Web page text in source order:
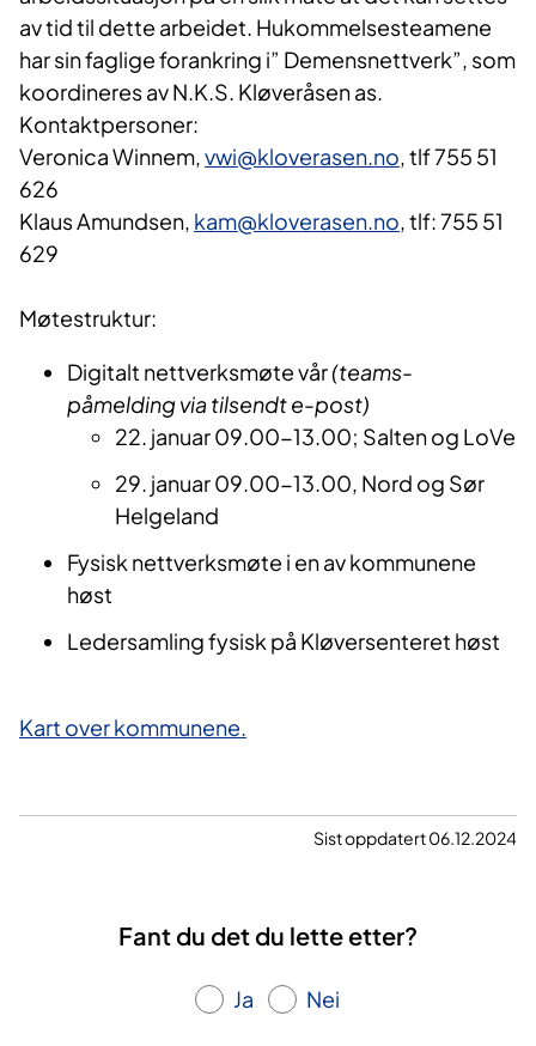
av tid til dette arbeidet. Hukommelsesteamene
har sin faglige forankring i” Demensnettverk”, som
koordineres av N.K.S. Kløveråsen as.
Kontaktpersoner:
Veronica Winnem,vwi@kloverasen.no, tlf 755 51
626
Klaus Amundsen, kam@kloverasen.no, tlf: 755 51
629
Møtestruktur:
Digitalt nettverksmøte vår(teams-
påmelding via tilsendt e-post)
22. januar 09.00-13.00; Salten og LoVe
29. januar 09.00-13.00, Nord og Sør
Helgeland
Fysisk nettverksmøte i en av kommunene
høst
Ledersamling fysisk på Kløversenteret høst
Kart over kommunene.
Sist oppdatert 06.12.2024
Fant du det du lette etter?
Ja Nei